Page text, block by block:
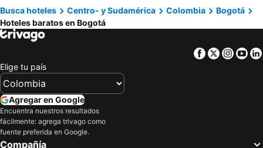
Sonesta Hotel Bogota
Hotel Dann Avenida 19
NH Bogotá Urban 26 Royal
Cosmos 100 Hotel & Centro de Convenciones - Hoteles Cosmos
Hotel Santiago Plaza
Hotel Estelar Suites Jones
Grand Hyatt Bogota
Hotel Estelar La Fontana
Hemma Bogotá Chapinero Premium Suites Hotel
Hotel Casa Gabriela
Busca hoteles Centro- y Sudamérica Colombia
Bogotá
Hoteles baratos en Bogotá
Facebook
Twitter
Elige tu país
Agregar en Google
Encuentra nuestros resultados
fácilmente: agrega trivago como
fuente preferida en Google.
Compañía